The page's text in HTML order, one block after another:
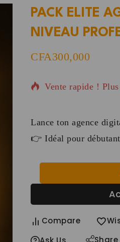
PACK ELITE
NIVEAU
CFA300,000
4 produits vendus
Vente rapide !
Lance ton agence
👉 Idéal pour
Compare
Share